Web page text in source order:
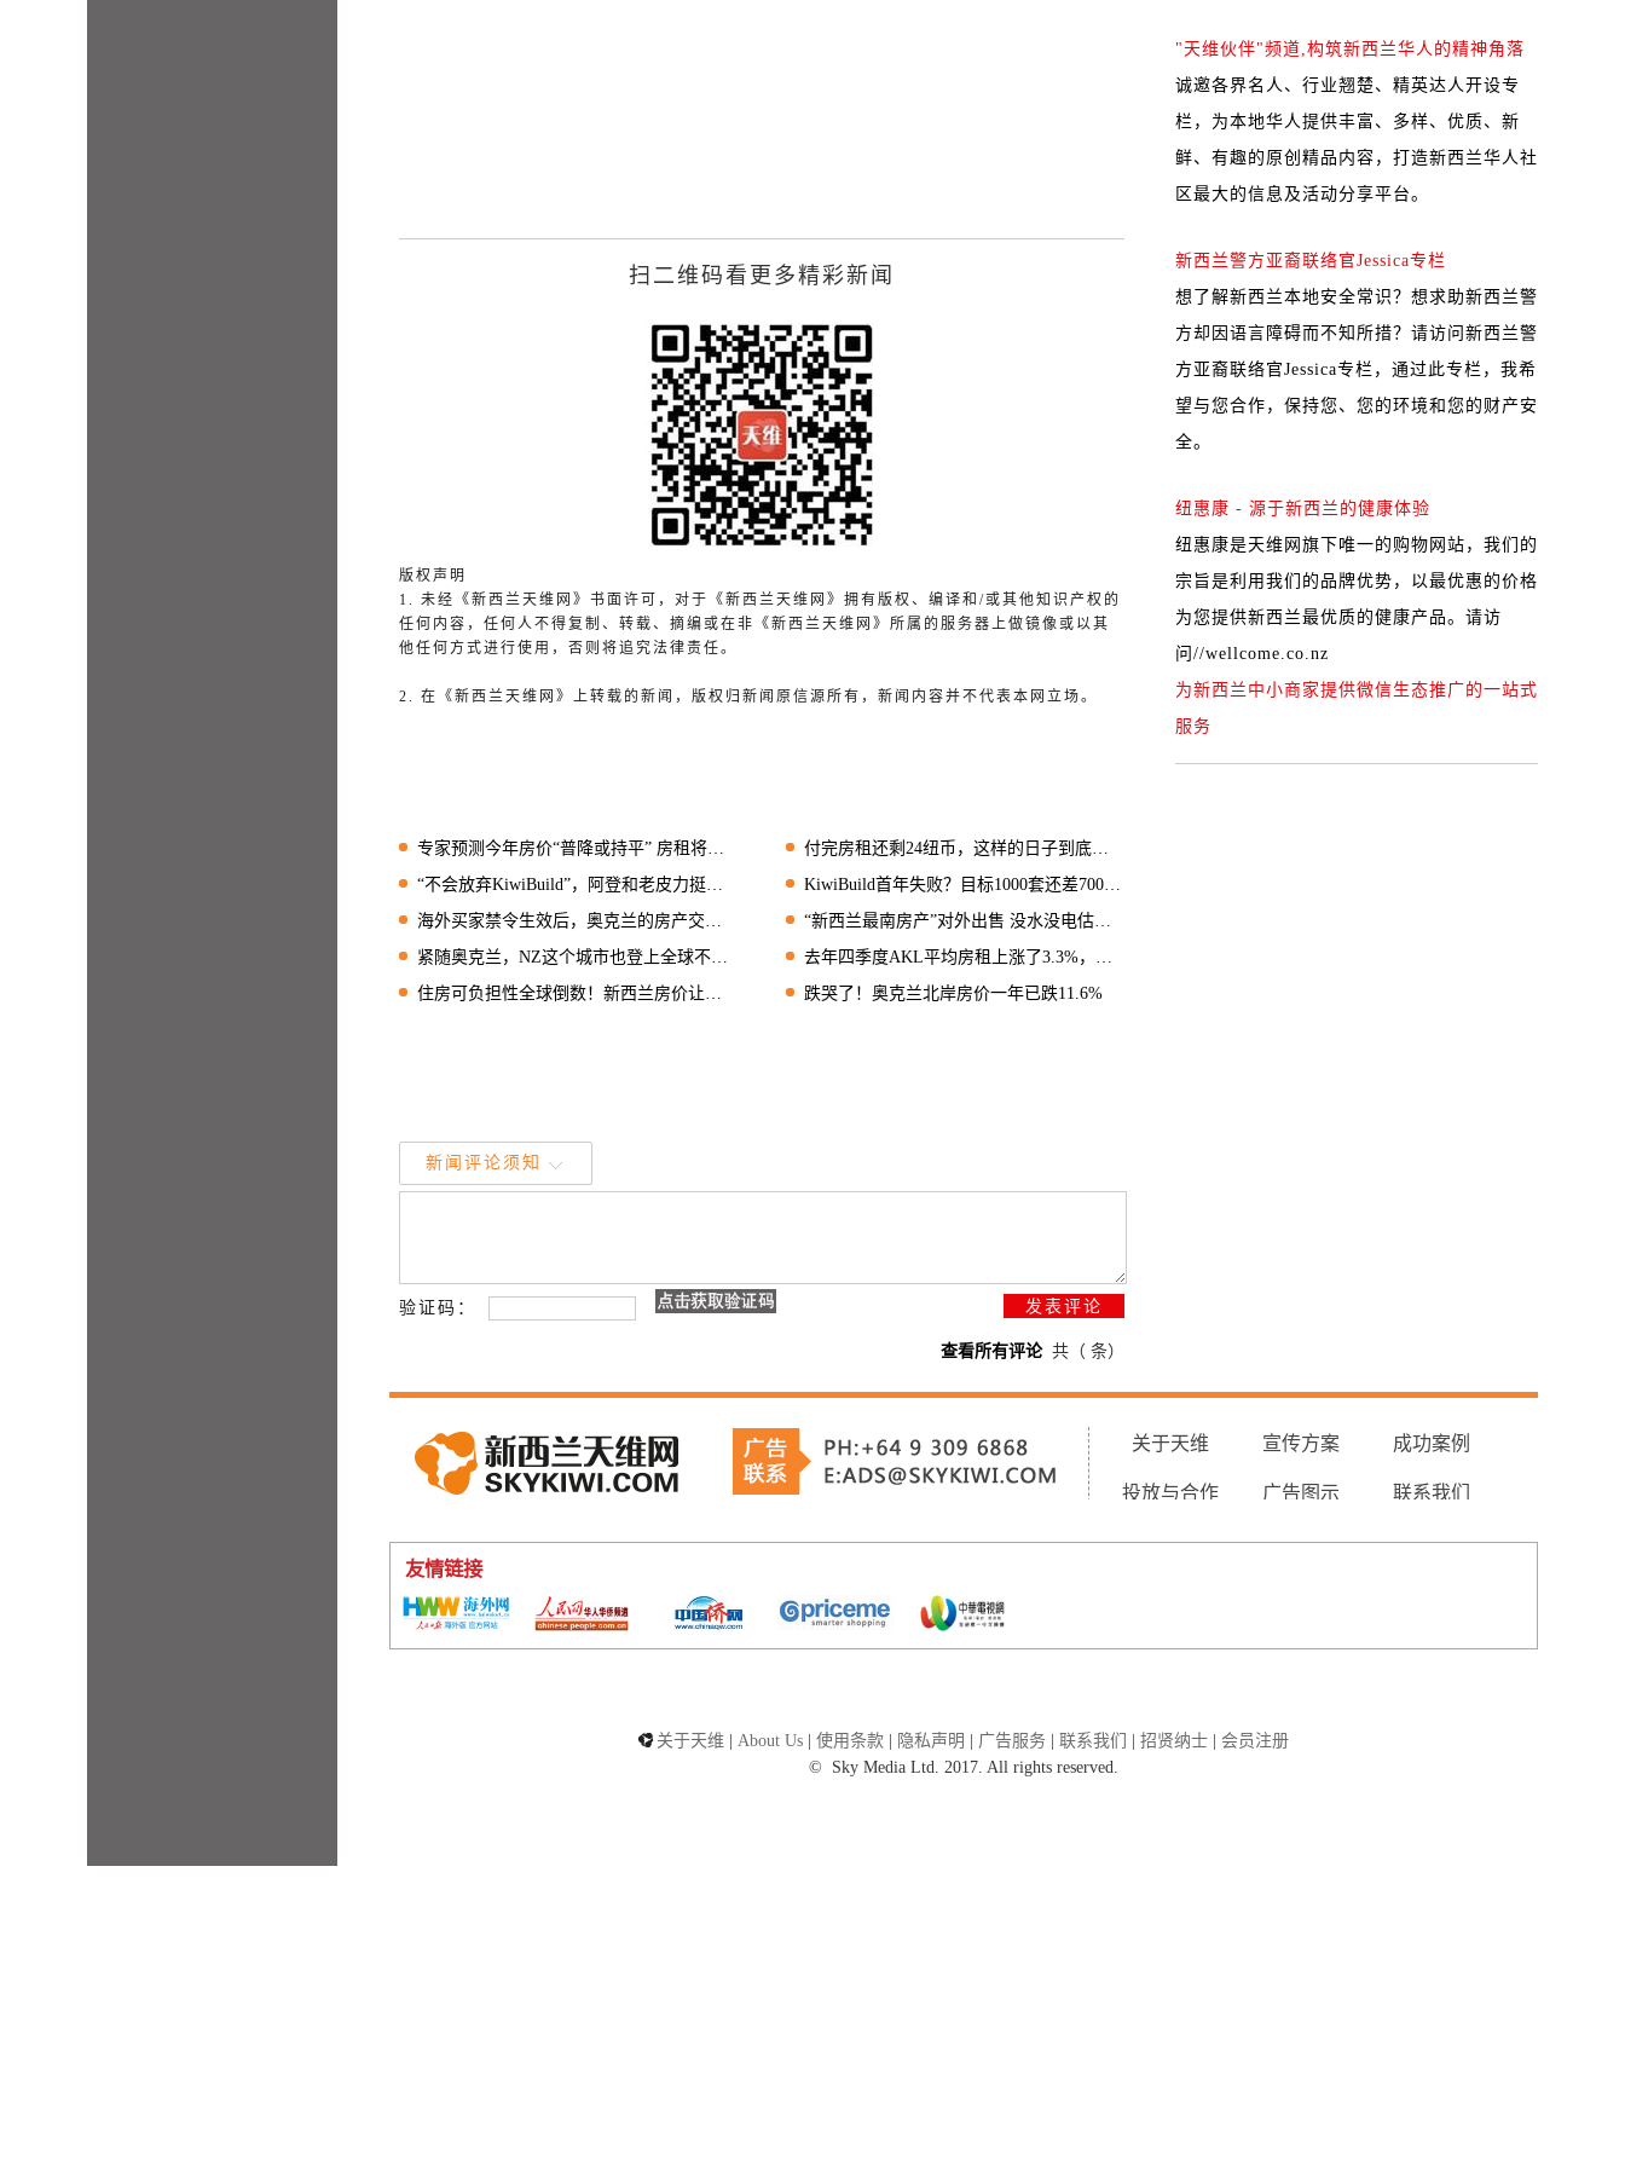
扫二维码看更多精彩新闻
版权声明
1. 未经《新西兰天维网》书面许可，对于《新西兰天维网》拥有版权、编译和/或其他知识产权的
任何内容，任何人不得复制、转载、摘编或在非《新西兰天维网》所属的服务器上做镜像或以其
他任何方式进行使用，否则将追究法律责任。
2. 在《新西兰天维网》上转载的新闻，版权归新闻原信源所有，新闻内容并不代表本网立场。
专家预测今年房价“普降或持平” 房租将大涨
付完房租还剩24纽币，这样的日子到底该怎么过？
“不会放弃KiwiBuild”，阿登和老皮力挺住房部长
KiwiBuild首年失败？目标1000套还差700多……
海外买家禁令生效后，奥克兰的房产交易量下降20%
“新西兰最南房产”对外出售 没水没电估价50万刀
紧随奥克兰，NZ这个城市也登上全球不可负担榜！
去年四季度AKL平均房租上涨了3.3%，处于几年来最慢水平
住房可负担性全球倒数！新西兰房价让人高攀不起
跌哭了！奥克兰北岸房价一年已跌11.6%
新闻评论须知
验证码：
查看所有评论共（ 条）
"天维伙伴"频道,构筑新西兰华人的精神角落
诚邀各界名人、行业翘楚、精英达人开设专
栏，为本地华人提供丰富、多样、优质、新
鲜、有趣的原创精品内容，打造新西兰华人社
区最大的信息及活动分享平台。
新西兰警方亚裔联络官Jessica专栏
想了解新西兰本地安全常识？想求助新西兰警
方却因语言障碍而不知所措？请访问新西兰警
方亚裔联络官Jessica专栏，通过此专栏，我希
望与您合作，保持您、您的环境和您的财产安
全。
纽惠康 - 源于新西兰的健康体验
纽惠康是天维网旗下唯一的购物网站，我们的
宗旨是利用我们的品牌优势，以最优惠的价格
为您提供新西兰最优质的健康产品。请访
问 //wellcome.co.nz
为新西兰中小商家提供微信生态推广的一站式
服务
关于天维 宣传方案 成功案例
投放与合作 广告图示 联系我们
友情链接
关于天维 About Us 使用条款 隐私声明 广告服务 联系我们 招贤纳士
会员注册
©
Sky Media Ltd. 2017. All rights reserved.